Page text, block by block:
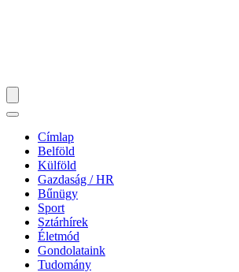
Címlap
Belföld
Külföld
Gazdaság / HR
Bűnügy
Sport
Sztárhírek
Életmód
Gondolataink
Tudomány